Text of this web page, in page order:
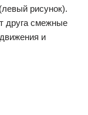
рисунок).
друга смежные
и